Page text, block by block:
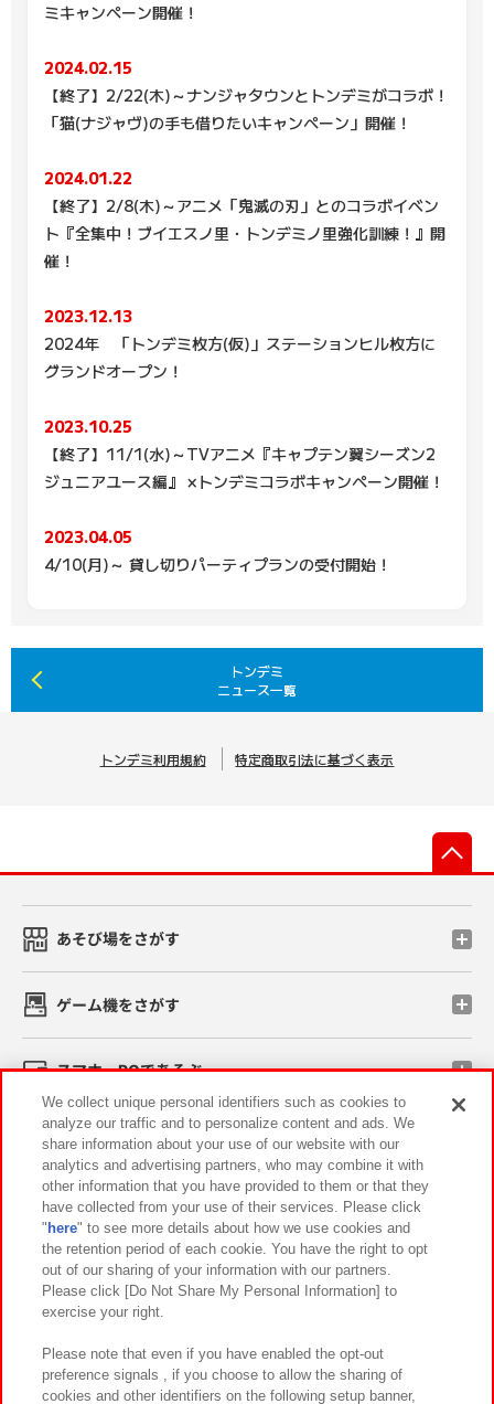
ミキャンペーン開催！
2024.02.15
【終了】2/22(木)～ナンジャタウンとトンデミがコラボ！
「猫(ナジャヴ)の手も借りたいキャンペーン」開催！
2024.01.22
【終了】2/8(木)～アニメ「鬼滅の刃」とのコラボイベン
ト『全集中！ブイエスノ里・トンデミノ里強化訓練！』開
催！
2023.12.13
2024年 「トンデミ枚方(仮)」ステーションヒル枚方に
グランドオープン！
2023.10.25
【終了】11/1(水)～TVアニメ『キャプテン翼シーズン2
ジュニアユース編』 ×トンデミコラボキャンペーン開催！
2023.04.05
4/10(月)～ 貸し切りパーティプランの受付開始！
トンデミ
ニュース一覧
トンデミ利用規約 特定商取引法に基づく表示
あそび場をさがす
ゲーム機をさがす
スマホ・PCであそぶ
イベント・キャンペーン
関連会社 サステナビリティ サイトポリシー
プライバシーポリシー ウェブアクセシビリティ方針と検証結果
お取引先さまとともに
カスタマーハラスメント対応方針 よくあるご質問・お問い合わせ
We collect unique personal identifiers such as cookies to
analyze our traffic and to personalize content and ads. We
share information about your use of our website with our
analytics and advertising partners, who may combine it with
other information that you have provided to them or that they
have collected from your use of their services. Please click
" here" to see more details about how we use cookies and
the retention period of each cookie. You have the right to opt
out of our sharing of your information with our partners.
Please click [Do Not Share My Personal Information] to
exercise your right.
Please note that even if you have enabled the opt-out
preference signals , if you choose to allow the sharing of
cookies and other identifiers on the following setup banner,